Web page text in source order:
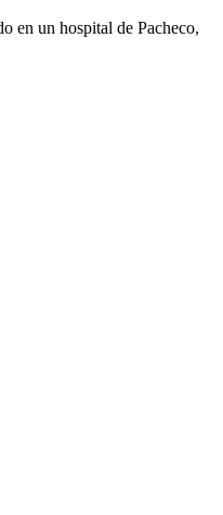
en un hospital de Pacheco,